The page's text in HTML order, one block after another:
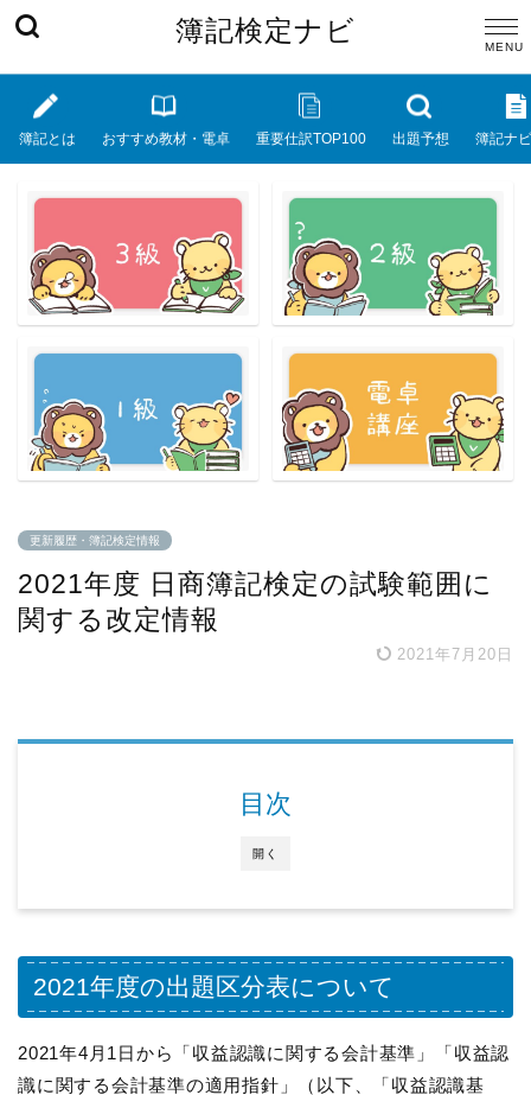
簿記検定ナビ
簿記とは おすすめ教材・電卓 重要仕訳TOP100 出題予想 簿記ナ
更新履歴・簿記検定情報
2021年度 日商簿記検定の試験範囲に
関する改定情報
2021年7月20日
開く
目次
2021年度の出題区分表について
2021年4月1日から「収益認識に関する会計基準」「収益認
識に関する会計基準の適用指針」（以下、「収益認識基